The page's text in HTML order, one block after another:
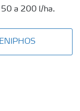
50 a 200 l/ha.